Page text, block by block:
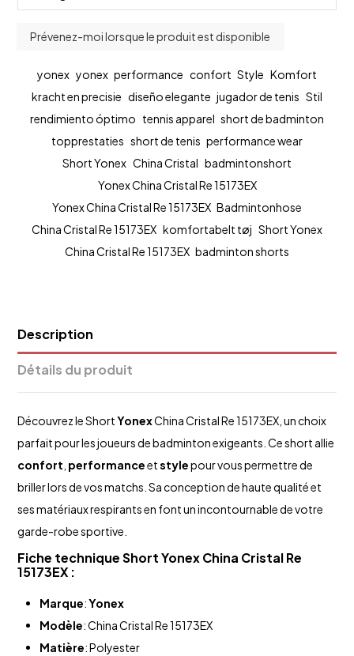
yonex yonex performance confort Style Komfort
kracht en precisie diseño elegante jugador de tenis Stil
rendimiento óptimo tennis apparel short de badminton
topprestaties short de tenis performance wear
Short Yonex China Cristal badmintonshort
Yonex China Cristal Re 15173EX
Yonex China Cristal Re 15173EX Badmintonhose
China Cristal Re 15173EX komfortabelt tøj Short Yonex
China Cristal Re 15173EX badminton shorts
Description
Détails du produit
Découvrez le ShortYonexChina Cristal Re 15173EX, un choix
parfait pour les joueurs de badminton exigeants. Ce short allie
confort performanceetstylepour vous permettre de
briller lors de vos matchs. Sa conception de haute qualité et
ses matériaux respirants en font un incontournable de votre
garde-robe sportive.
Fiche technique Short YonexChina Cristal Re
15173EX :
Marque:Yonex
Modèle: China Cristal Re 15173EX
Matière: Polyester